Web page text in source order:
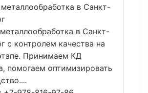
в Санкт-
в Санкт-
с контролем качества на
Принимаем КД
помогаем оптимизировать